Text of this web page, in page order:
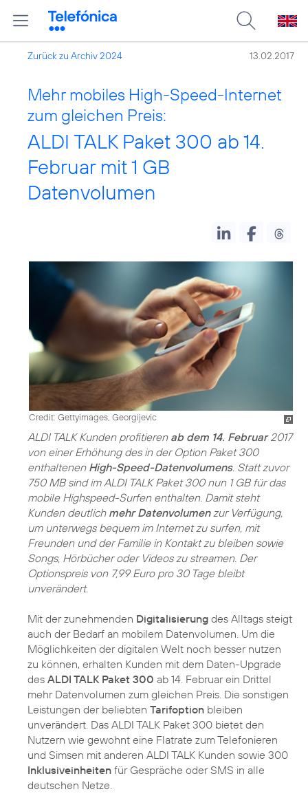
Zurück zu Archiv 2024 13.02.2017
Mehr mobiles High-Speed-Internet
zum gleichen Preis:
ALDI TALK Paket 300 ab 14.
Februar mit 1 GB
Datenvolumen
Credit: Gettyimages, Georgijevic
ALDI TALK Kunden profitieren ab dem 14. Februar2017
von einer Erhöhung des in der Option Paket 300
enthaltenen High-Speed-Datenvolumens. Statt zuvor
750 MB sind im ALDI TALK Paket 300 nun 1 GB für das
mobile Highspeed-Surfen enthalten. Damit steht
Kunden deutlich mehr Datenvolumenzur Verfügung,
um unterwegs bequem im Internet zu surfen, mit
Freunden und der Familie in Kontakt zu bleiben sowie
Songs, Hörbücher oder Videos zu streamen. Der
Optionspreis von 7,99 Euro pro 30 Tage bleibt
unverändert.
Mit der zunehmenden Digitalisierung des Alltags steigt
auch der Bedarf an mobilem Datenvolumen. Um die
Möglichkeiten der digitalen Welt noch besser nutzen
zu können, erhalten Kunden mit dem Daten-Upgrade
des ALDI TALK Paket 300 ab 14. Februar ein Drittel
mehr Datenvolumen zum gleichen Preis. Die sonstigen
Leistungen der beliebten Tarifoption bleiben
unverändert. Das ALDI TALK Paket 300 bietet den
Nutzern wie gewohnt eine Flatrate zum Telefonieren
und Simsen mit anderen ALDI TALK Kunden sowie 300
Inklusiveinheiten für Gespräche oder SMS in alle
deutschen Netze.